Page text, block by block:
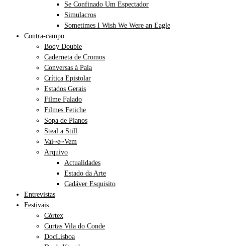
Se Confinado Um Espectador
Simulacros
Sometimes I Wish We Were an Eagle
Contra-campo
Body Double
Caderneta de Cromos
Conversas à Pala
Crítica Epistolar
Estados Gerais
Filme Falado
Filmes Fetiche
Sopa de Planos
Steal a Still
Vai~e~Vem
Arquivo
Actualidades
Estado da Arte
Cadáver Esquisito
Entrevistas
Festivais
Córtex
Curtas Vila do Conde
DocLisboa